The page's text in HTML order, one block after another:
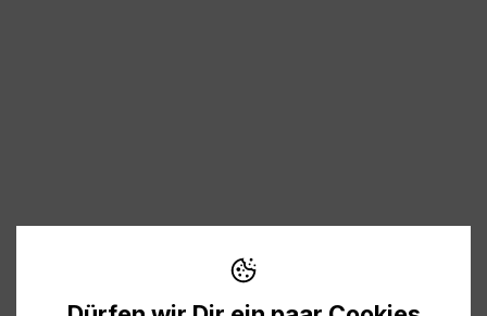
Preise inkl. MwSt. zzgl. Versandkosten